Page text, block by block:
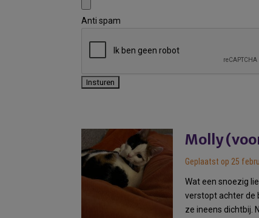
Anti spam
Molly
Geplaatst op 25
Wat een snoezig
verstopt achter de
ze ineens dichtbij.